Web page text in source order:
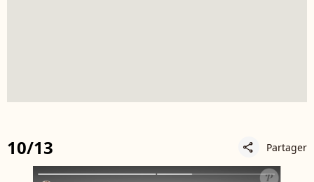
10/13 share Partager